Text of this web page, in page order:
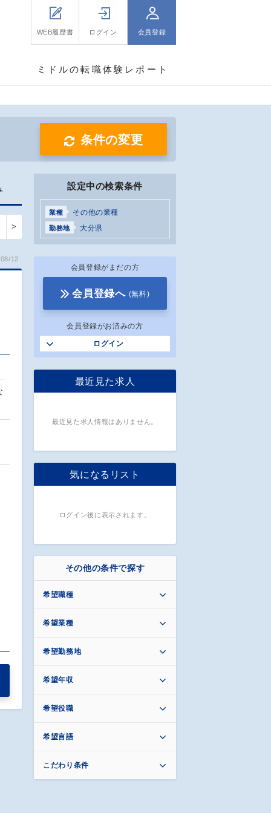
WEB履歴書 ログイン 会員登録
ミドルの転職体験レポート
条件の変更
>
12
設定中の検索条件
業種 その他の業種
勤務地 大分県
会員登録がまだの方
会員登録へ (無料)
会員登録がお済みの方
ログイン
最近見た求人
最近見た求人情報はありません。
気になるリスト
ログイン後に表示されます。
その他の条件で探す
希望職種
希望業種
希望勤務地
希望年収
希望役職
希望言語
こだわり条件